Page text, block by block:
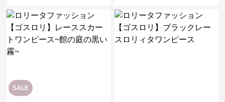
SALE